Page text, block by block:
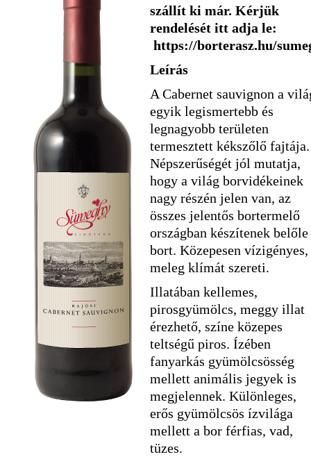
szállít ki már. Kérjük
rendelését itt adja le:
https://borterasz.hu/
Leírás
A Cabernet sauvignon a
egyik legismertebb és
legnagyobb területen
termesztett kékszőlő fajtája.
Népszerűségét jól mutatja,
hogy a világ borvidékeinek
nagy részén jelen van, az
összes jelentős bortermelő
országban készítenek belőle
bort. Közepesen vízigényes,
meleg klímát szereti.
Illatában kellemes,
pirosgyümölcs, meggy illat
érezhető, színe közepes
teltségű piros. Ízében
fanyarkás gyümölcsösség
mellett animális jegyek is
megjelennek. Különleges,
erős gyümölcsös ízvilága
mellett a bor férfias, vad,
tüzes.